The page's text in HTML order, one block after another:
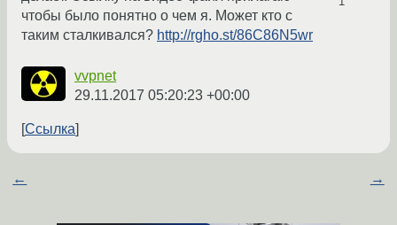
чтобы было понятно о чем я. Может кто с
таким сталкивался? http://rgho.st/86C86N5wr
vvpnet
29.11.2017 05:20:23 +00:00
Ссылка
← →